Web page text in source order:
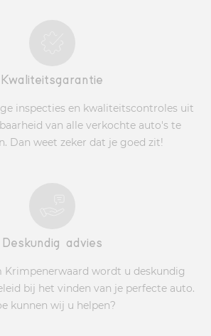
Kwaliteitsgarantie
inspecties en kwaliteitscontroles uit
van alle verkochte auto's te
Dan weet zeker dat je goed zit!
Deskundig advies
wordt u deskundig
bij het vinden van je perfecte auto.
kunnen wij u helpen?